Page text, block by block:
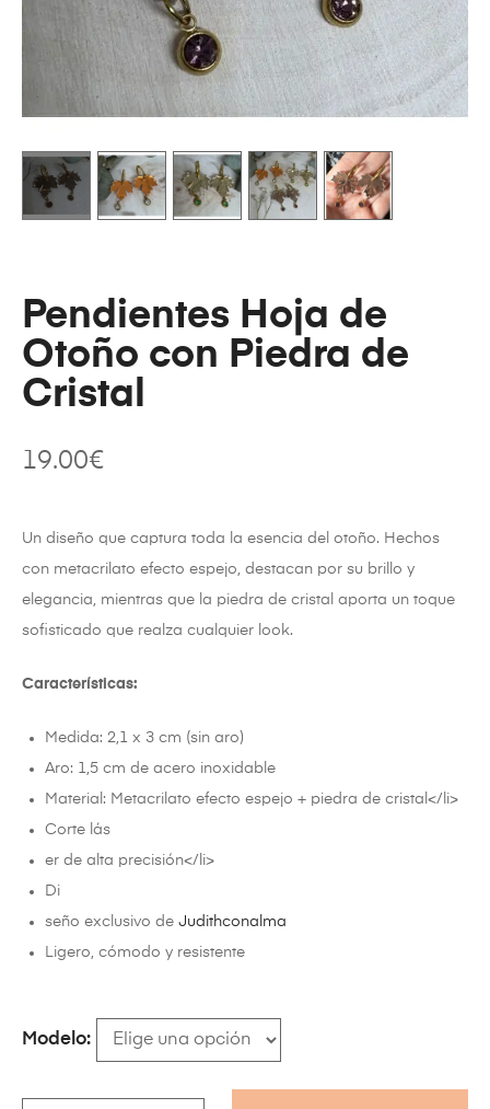
Pendientes Hoja de
Otoño con Piedra de
Cristal
19.00€
Un diseño que captura toda la esencia del otoño. Hechos
con metacrilato efecto espejo, destacan por su brillo y
elegancia, mientras que la piedra de cristal aporta un toque
sofisticado que realza cualquier look.
Características:
Medida: 2,1 x 3 cm (sin aro)
Aro: 1,5 cm de acero inoxidable
Material: Metacrilato efecto espejo + piedra de cristal</li>
Corte lás
er de alta precisión</li>
Di
seño exclusivo de Judithconalma
Ligero, cómodo y resistente
Modelo